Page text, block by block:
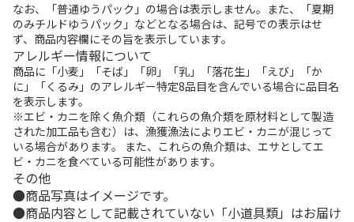
なお、「普通ゆうパック」の場合は表示しません。また、「夏期
のみチルドゆうパック」などとなる場合は、記号での表示はせ
ず、商品内容欄にその旨を表示しています。
アレルギー情報について
商品に「小麦」「そば」「卵」「乳」「落花生」「えび」「か
に」「くるみ」のアレルギー特定8品目を含んでいる場合に品目名
を表示します。
※エビ・カニを除く魚介類（これらの魚介類を原材料として製造
された加工品も含む）は、漁獲漁法によりエビ・カニが混じって
いる場合があります。 また、これらの魚介類は、エサとしてエ
ビ・カニを食べている可能性があります。
その他
商品写真はイメージです。
商品内容として記載されていない「小道具類」はお届け